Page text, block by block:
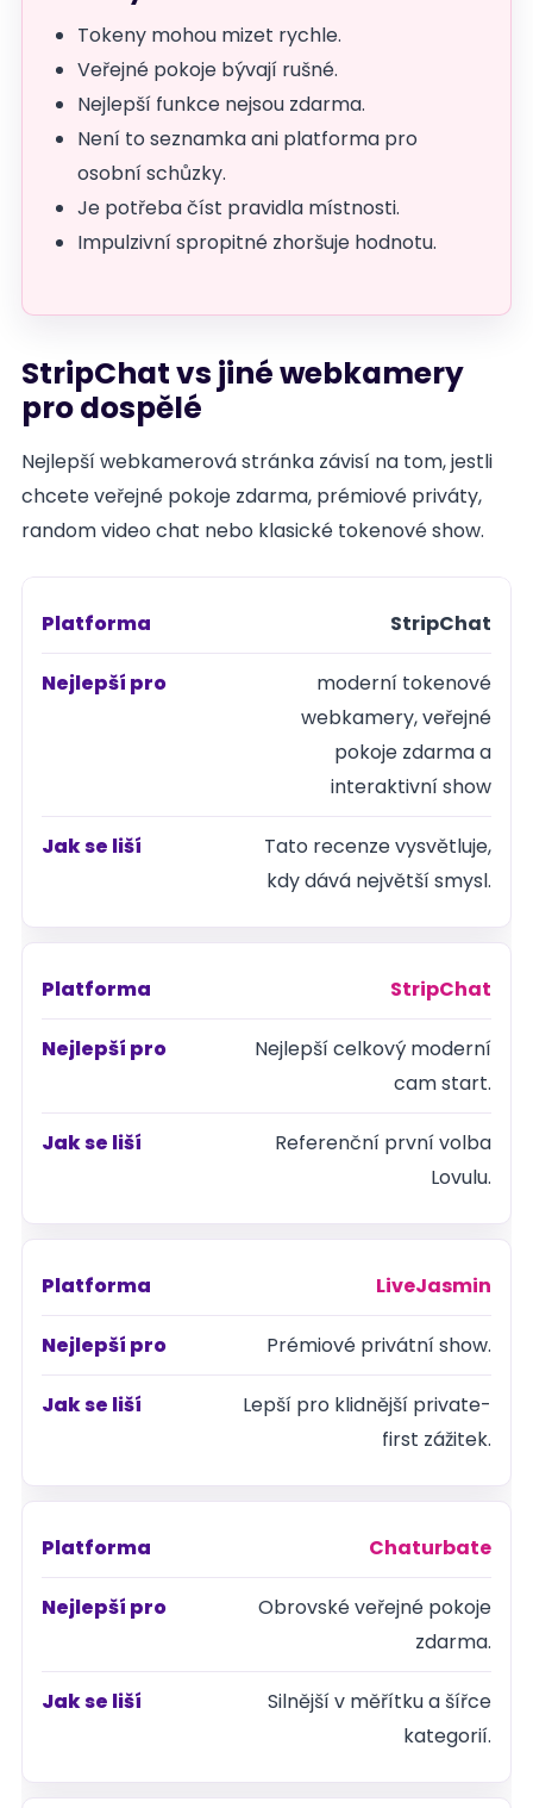
Tokeny mohou mizet rychle.
Veřejné pokoje bývají rušné.
Nejlepší funkce nejsou zdarma.
Není to seznamka ani platforma pro
osobní schůzky.
Je potřeba číst pravidla místnosti.
Impulzivní spropitné zhoršuje hodnotu.
StripChat vs jiné webkamery
pro dospělé
Nejlepší webkamerová stránka závisí na tom, jestli
chcete veřejné pokoje zdarma, prémiové priváty,
random video chat nebo klasické tokenové show.
Platforma
Jak se liší
StripChat
moderní tokenové
webkamery, veřejné
pokoje zdarma a
interaktivní show
Tato recenze vysvětluje,
kdy dává největší smysl.
StripChat
Nejlepší celkový moderní
cam start.
Referenční první volba
Lovulu.
LiveJasmin
Prémiové privátní show.
Lepší pro klidnější private-
first zážitek.
Chaturbate
Obrovské veřejné pokoje
zdarma.
Silnější v měřítku a šířce
kategorií.